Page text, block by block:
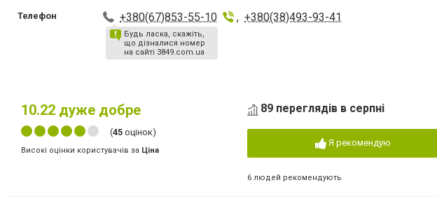
Телефон +380(67)853-55-10 , +380(38)493-93-41
Будь ласка, скажіть,
що дізналися номер
на сайті 3849.com.ua
10.22 дуже добре
(45 оцінок)
Високі оцінки користувачів за Ціна
89 переглядів в серпні
Я рекомендую
6 людей рекомендують